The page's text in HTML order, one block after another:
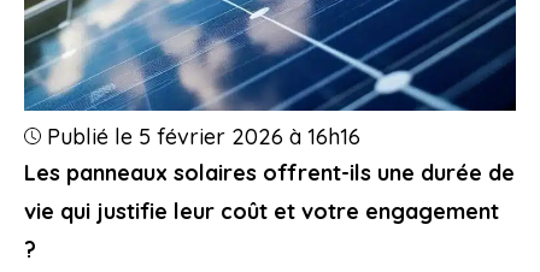
Les panneaux solaires offrent-ils une durée de
vie qui justifie leur coût et votre engagement
?
Publié le 5 février 2026 à 16h16